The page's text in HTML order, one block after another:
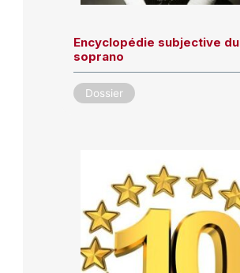
Encyclopédie subjective du
soprano
Dossier